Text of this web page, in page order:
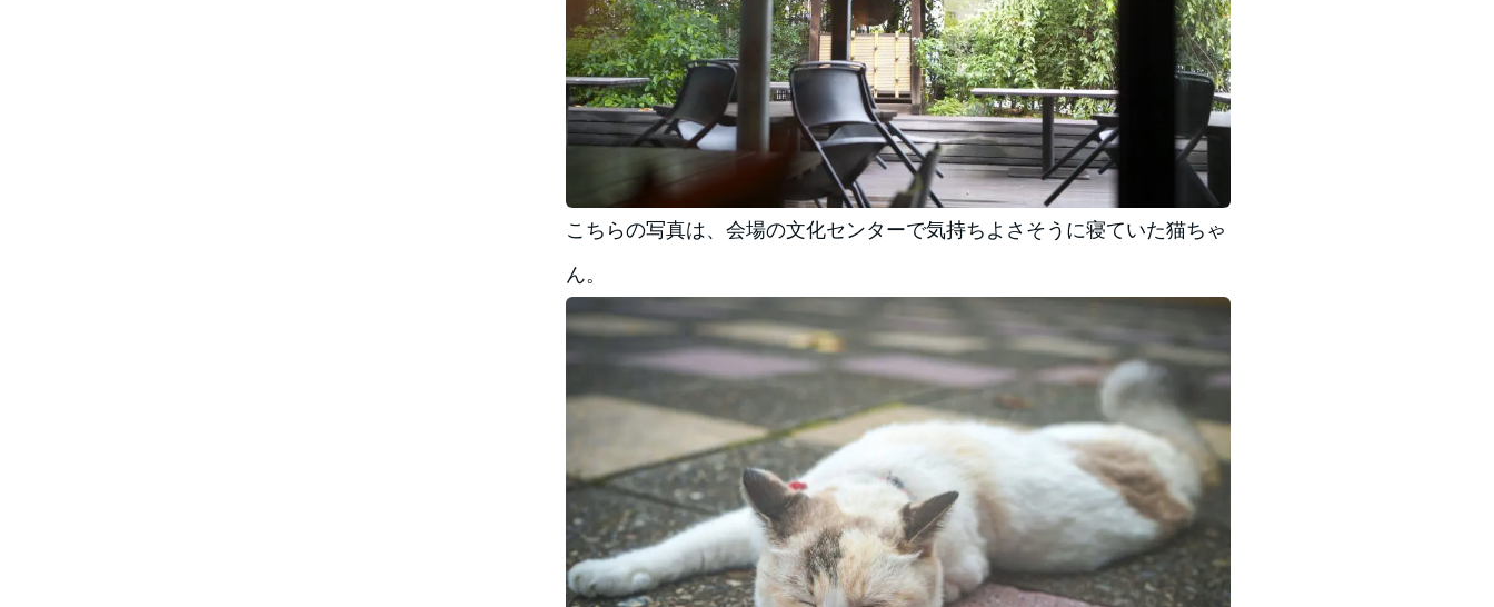
こちらの写真は、会場の文化センターで気持ちよさそうに寝ていた猫ちゃ
ん。